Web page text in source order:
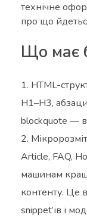
технічне
про що
Що має
HTML-
H1–H3,
blockquote —
Article, FAQ,
машинам
контенту. Це
snippet’ів і